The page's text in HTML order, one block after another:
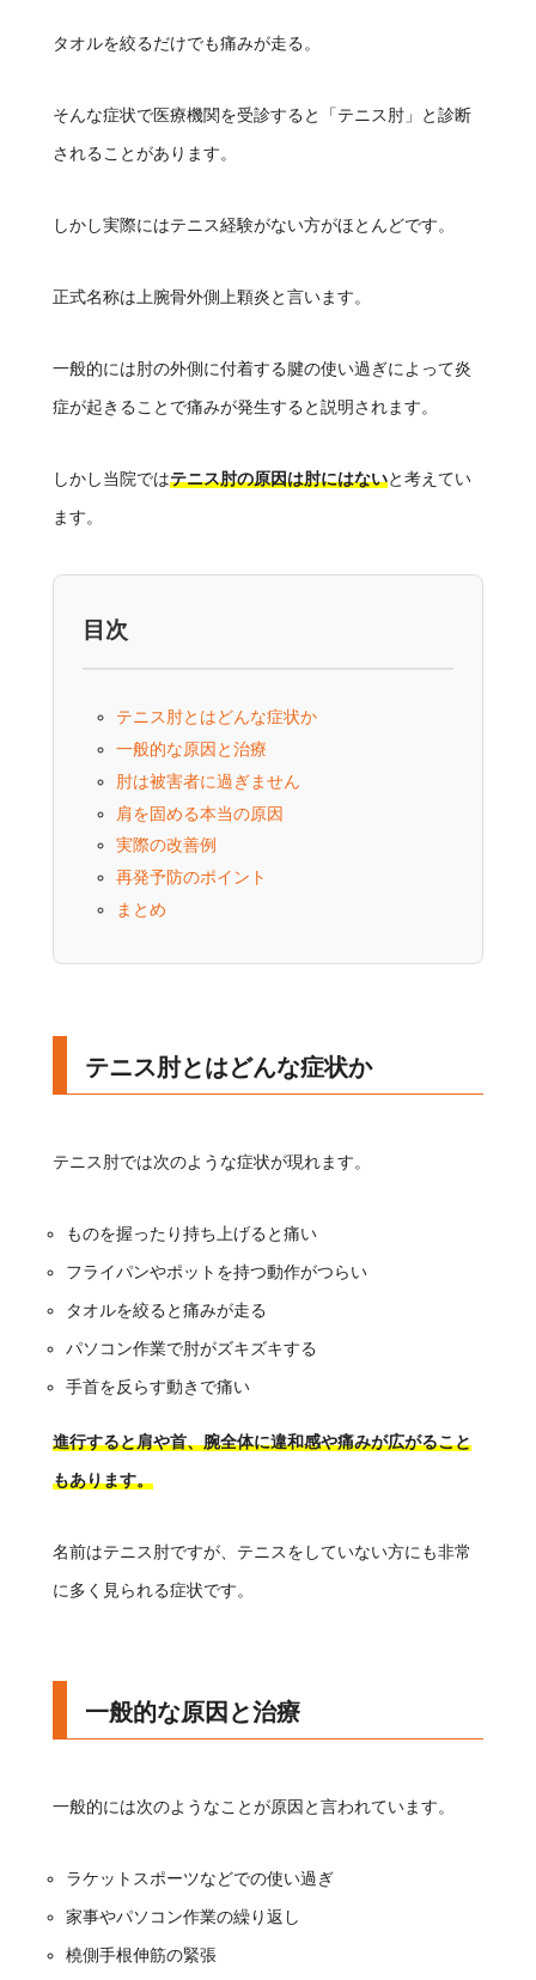
タオルを絞るだけでも痛みが走る。
そんな症状で医療機関を受診すると「テニス肘」と診断
されることがあります。
しかし実際にはテニス経験がない方がほとんどです。
正式名称は上腕骨外側上顆炎と言います。
一般的には肘の外側に付着する腱の使い過ぎによって炎
症が起きることで痛みが発生すると説明されます。
しかし当院ではテニス肘の原因は肘にはないと考えてい
ます。
目次
テニス肘とはどんな症状か
一般的な原因と治療
肘は被害者に過ぎません
肩を固める本当の原因
実際の改善例
再発予防のポイント
まとめ
テニス肘とはどんな症状か
テニス肘では次のような症状が現れます。
ものを握ったり持ち上げると痛い
フライパンやポットを持つ動作がつらい
タオルを絞ると痛みが走る
パソコン作業で肘がズキズキする
手首を反らす動きで痛い
進行すると肩や首、腕全体に違和感や痛みが広がること
もあります。
名前はテニス肘ですが、テニスをしていない方にも非常
に多く見られる症状です。
一般的な原因と治療
一般的には次のようなことが原因と言われています。
ラケットスポーツなどでの使い過ぎ
家事やパソコン作業の繰り返し
橈側手根伸筋の緊張